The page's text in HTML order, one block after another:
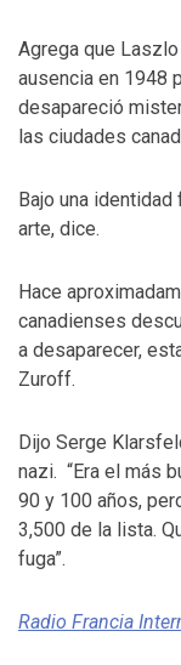
Agrega que
ausencia en 1948
desapareció
las ciudades
Bajo una
arte, dice.
Hace
canadienses
a desaparecer,
Zuroff.
Dijo Serge
nazi. “Era el más
90 y 100 años,
3,500 de la lista.
fuga”.
Radio Francia